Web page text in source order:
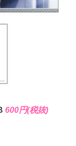
600円(税抜)